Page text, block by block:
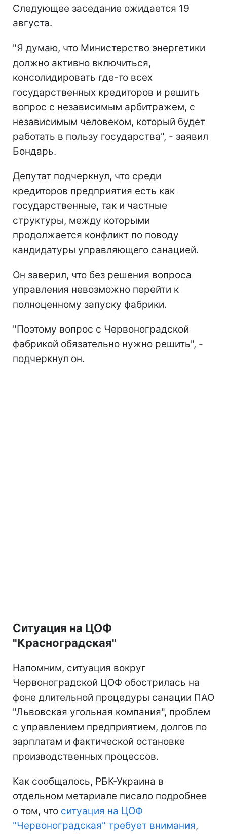
Следующее заседание ожидается 19
августа.
"Я думаю, что Министерство энергетики
должно активно включиться,
консолидировать где-то всех
государственных кредиторов и решить
вопрос с независимым арбитражем, с
независимым человеком, который будет
работать в пользу государства", - заявил
Бондарь.
Депутат подчеркнул, что среди
кредиторов предприятия есть как
государственные, так и частные
структуры, между которыми
продолжается конфликт по поводу
кандидатуры управляющего санацией.
Он заверил, что без решения вопроса
управления невозможно перейти к
полноценному запуску фабрики.
"Поэтому вопрос с Червоноградской
фабрикой обязательно нужно решить", -
подчеркнул он.
Ситуация на ЦОФ
"Красноградская"
Напомним, ситуация вокруг
Червоноградской ЦОФ обострилась на
фоне длительной процедуры санации ПАО
"Львовская угольная компания", проблем
с управлением предприятием, долгов по
зарплатам и фактической остановке
производственных процессов.
Как сообщалось, РБК-Украина в
отдельном метариале писало подробнее
о том, что ситуация на ЦОФ
"Червоноградская" требует внимания,